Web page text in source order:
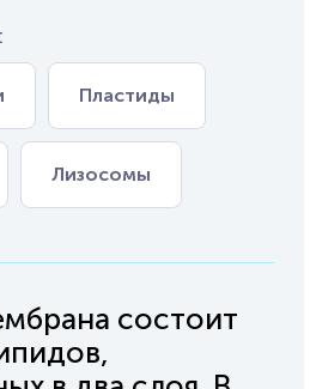
Пластиды
Лизосомы
состоит